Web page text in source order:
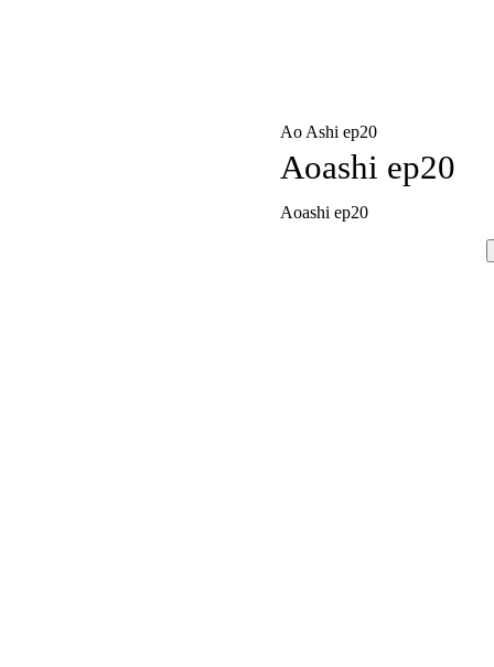
Ao Ashi ep20
Aoashi ep20
Aoashi ep20